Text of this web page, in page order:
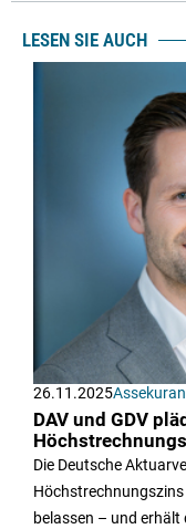
LESEN SIE AUCH
26.11.2025
DAV und GDV
Die Deutsche
belassen – und erhält